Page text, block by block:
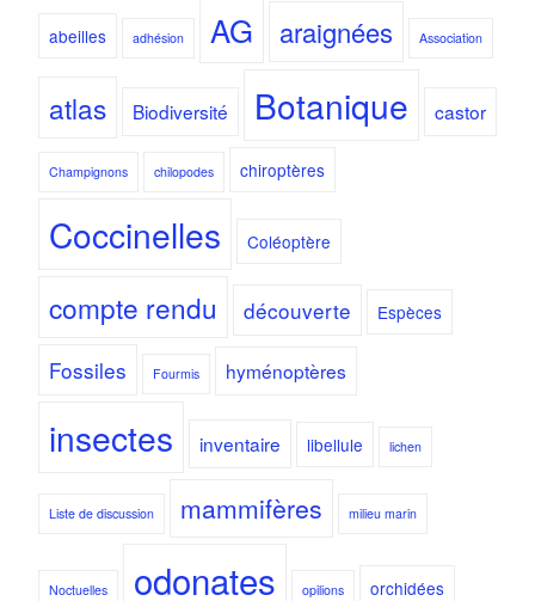
abeilles adhésion AG araignées Association
atlas Biodiversité Botanique castor
Champignons chilopodes chiroptères
Coccinelles Coléoptère
compte rendu découverte Espèces
Fossiles Fourmis hyménoptères
insectes inventaire libellule lichen
Liste de discussion mammifères milieu marin
Noctuelles odonates opilions orchidées